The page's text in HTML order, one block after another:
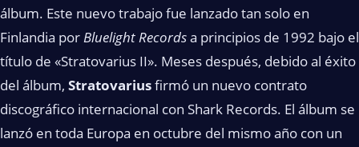
álbum. Este nuevo trabajo fue lanzado tan solo en
Finlandia porBluelight Recordsa principios de 1992 bajo el
título de «Stratovarius II». Meses después, debido al éxito
del álbum, Stratovariusfirmó un nuevo contrato
discográfico internacional con Shark Records. El álbum se
lanzó en toda Europa en octubre del mismo año con un